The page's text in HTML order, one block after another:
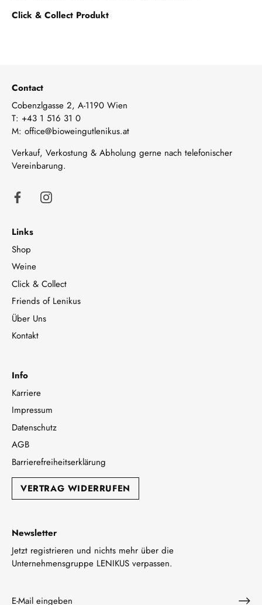
Click & Collect Produkt
Contact
Cobenzlgasse 2, A-1190 Wien
T: +43 1 516 31 0
M: office@bioweingutlenikus.at
Verkauf, Verkostung & Abholung gerne nach telefonischer
Vereinbarung.
Links
Shop
Weine
Click & Collect
Friends of Lenikus
Über Uns
Kontakt
Info
Karriere
Impressum
Datenschutz
AGB
Barrierefreiheitserklärung
VERTRAG WIDERRUFEN
Newsletter
Jetzt registrieren und nichts mehr über die
Unternehmensgruppe LENIKUS verpassen.